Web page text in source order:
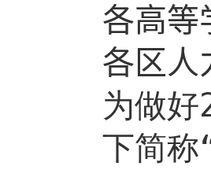
各高等
各区人
为做好
下简称